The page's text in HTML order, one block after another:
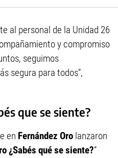
al personal de la Unidad 26
y compromiso
seguimos
segura para todos”,
que se siente?
en Fernández Oro lanzaron
¿Sabés qué se siente?”